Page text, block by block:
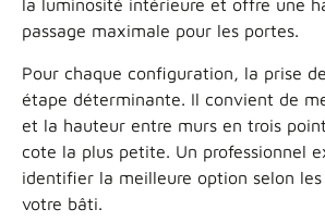
la luminosité intérieure et offre une
passage maximale pour les portes.
Pour chaque configuration, la prise
étape déterminante. Il convient de
et la hauteur entre murs en trois
cote la plus petite. Un professionnel
identifier la meilleure option selon
votre bâti.